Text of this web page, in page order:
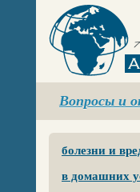
Agaricus.ru
Вопросы и
болезни и
в домашних